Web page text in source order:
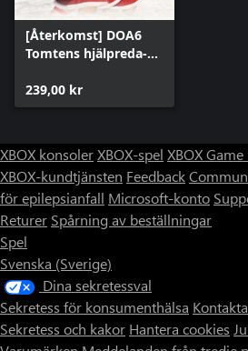
[Återkomst] DOA6
Tomtens hjälpreda-
239,00 kr
XBOX konsolerXBOX-spel XBOX Game
XBOX-kundtjänsten Feedback
för epilepsianfall Microsoft-konto
Returer Spårning av beställningar
Spel
Svenska (Sverige)
Dina sekretessval
Sekretess för konsumenthälsa
Sekretess och kakor Hantera cookies